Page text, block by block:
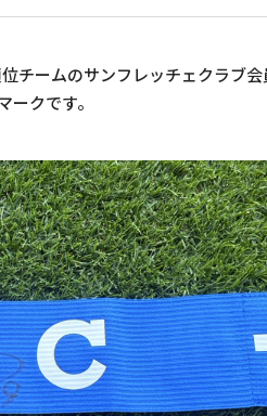
チームのサンフレッチェクラブ
クです。